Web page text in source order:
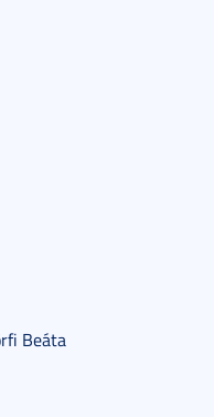
Beáta